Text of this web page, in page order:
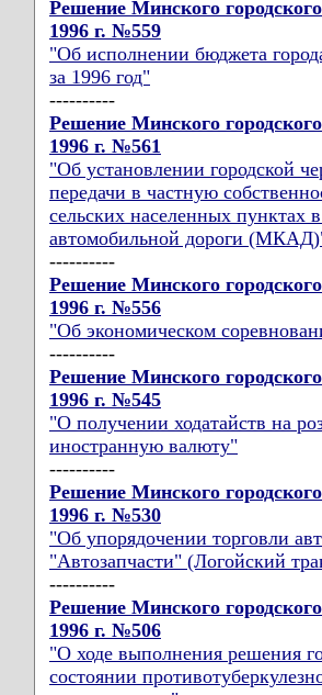
Решение Минского
1996 г. №559
"Об исполнении бюджета
за 1996 год"
----------
Решение Минского
1996 г. №561
"Об установлении городской
передачи в частную
сельских населенных пунктах
автомобильной дороги
----------
Решение Минского
1996 г. №556
"Об экономическом
----------
Решение Минского
1996 г. №545
"О получении ходатайств на
иностранную валюту"
----------
Решение Минского
1996 г. №530
"Об упорядочении торговли
"Автозапчасти" (Логойский
----------
Решение Минского
1996 г. №506
"О ходе выполнения решения
состоянии